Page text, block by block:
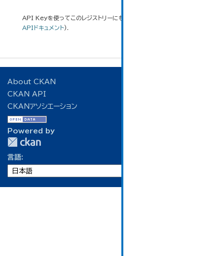
API Keyを使ってこのレジストリーにもアクセス可能です
APIドキュメント).
About CKAN
CKAN API
CKANアソシエーション
Powered by
言語